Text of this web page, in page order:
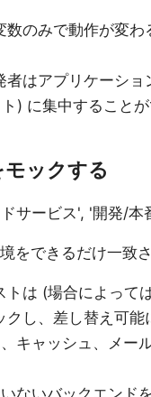
のみで動作が変
はアプリケーシ
) に集中することが
ックする
サービス', '開発/本
をできるだけ一致
は (場合によって
し、差し替え可能
キャッシュ、メー
ないバックエンド